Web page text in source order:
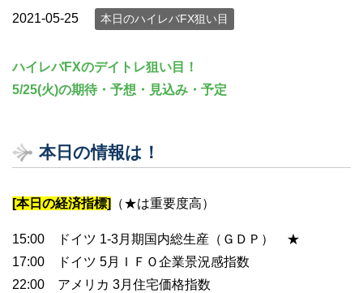
2021-05-25 本日のハイレバFX狙い目
ハイレバFXのデイトレ狙い目！
5/25(火)の期待・予想・見込み・予定
本日の情報は！
[本日の経済指標] （★は重要度高）
15:00 ドイツ 1-3月期国内総生産（ＧＤＰ） ★
17:00 ドイツ 5月ＩＦＯ企業景況感指数
22:00 アメリカ 3月住宅価格指数